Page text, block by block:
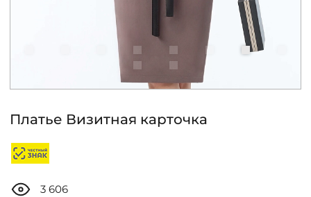
ЧАСТО ЗАДАВАЕМЫЕ ВОПРОСЫ
Платье Визитная карточка
3 606